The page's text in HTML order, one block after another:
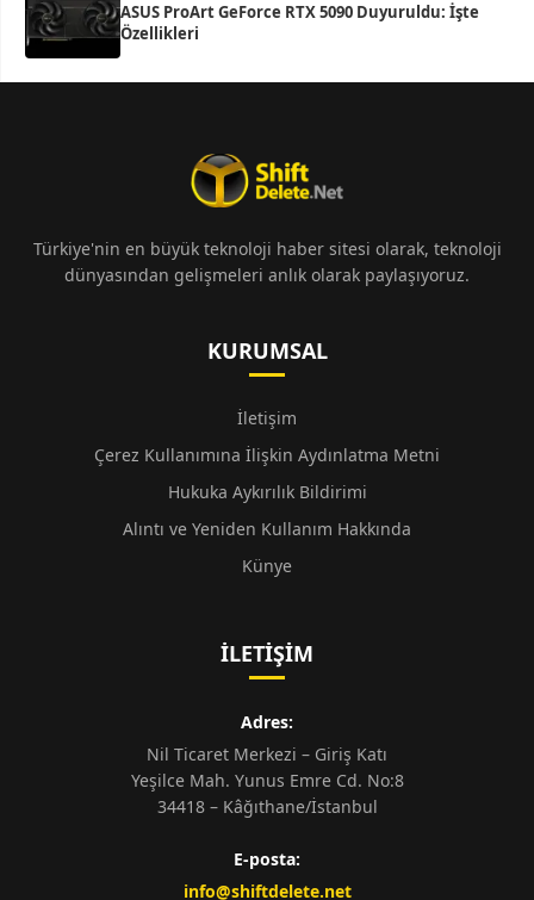
ASUS ProArt GeForce RTX 5090 Duyuruldu: İşte
Özellikleri
Türkiye'nin en büyük teknoloji haber sitesi olarak, teknoloji
dünyasından gelişmeleri anlık olarak paylaşıyoruz.
KURUMSAL
İletişim
Çerez Kullanımına İlişkin Aydınlatma Metni
Hukuka Aykırılık Bildirimi
Alıntı ve Yeniden Kullanım Hakkında
Künye
İLETIŞIM
Adres:
Nil Ticaret Merkezi – Giriş Katı
Yeşilce Mah. Yunus Emre Cd. No:8
34418 – Kâğıthane/İstanbul
E-posta:
info@shiftdelete.net